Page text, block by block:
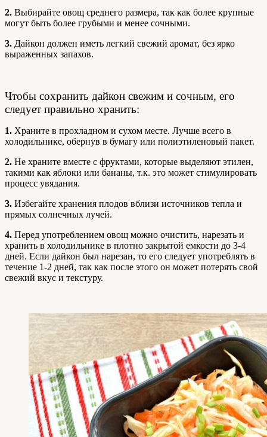
2. Выбирайте овощ среднего размера, так как более крупные
могут быть более грубыми и менее сочными.
3. Дайкон должен иметь легкий свежий аромат, без ярко
выраженных запахов.
Чтобы сохранить дайкон свежим и сочным, его
следует правильно хранить:
1. Храните в прохладном и сухом месте. Лучше всего в
холодильнике, обернув в бумагу или полиэтиленовый пакет.
2. Не храните вместе с фруктами, которые выделяют этилен,
такими как яблоки или бананы, т.к. это может стимулировать
процесс увядания.
3. Избегайте хранения плодов вблизи источников тепла и
прямых солнечных лучей.
4. Перед употреблением овощ можно очистить, нарезать и
хранить в холодильнике в плотно закрытой емкости до 3-4
дней. Если дайкон был нарезан, то его следует употреблять в
течение 1-2 дней, так как после этого он может потерять свой
свежий вкус и текстуру.